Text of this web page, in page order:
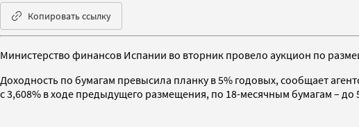
Копировать ссылку
Министерство финансов Испании во вторник провело аукцион по
Доходность по бумагам превысила планку в 5% годовых, сообщает
с 3,608% в ходе предыдущего размещения, по 18-месячным бумагам – до